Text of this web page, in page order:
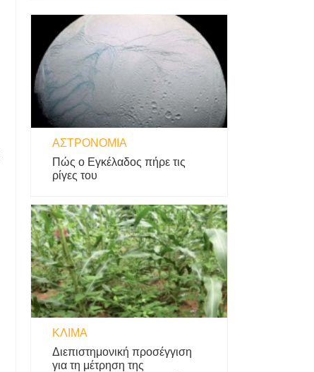
ΑΣΤΡΟΝΟΜΊΑ
Πώς ο Εγκέλαδος πήρε τις
ρίγες του
ΚΛΊΜΑ
Διεπιστημονική προσέγγιση
για τη μέτρηση της